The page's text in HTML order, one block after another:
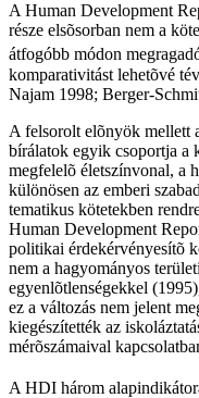
A Human Development
része elsõsorban nem a
átfogóbb módon
komparativitást lehetõvé
Najam 1998; Berger-
A felsorolt elõnyök mellett
bírálatok egyik csoportja a
megfelelõ életszínvonal, a
különösen az emberi
tematikus kötetekben
Human Development
politikai érdekérvényesítõ
nem a hagyományos
egyenlõtlenségekkel
ez a változás nem jelent
kiegészítették az
mérõszámaival
A HDI három